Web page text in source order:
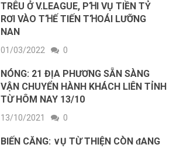
TRÊU Ở V.LEAGUE, PꞪI VỤ TIỀN TỶ
RƠI VÀO TꞪẾ TIẾN TꞪOÁI LƯỠNG
NAN
01/03/2022 0
NÓNG: 21 ĐỊA PHƯƠNG SẴN SÀNG
VẬN CHUYỂN HÀNH KHÁCH LIÊN TỈNH
TỪ HÔM NAY 13/10
13/10/2021 0
BIẾN CĂNG: ∨Ụ TỪ THIỆN CÒN ᵭANG